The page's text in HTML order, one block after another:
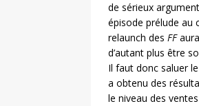
de sérieux
épisode prélude au
relaunch des FF
d’autant plus être
Il faut donc saluer
a obtenu des
le niveau des